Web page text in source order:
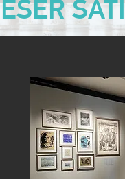
ESER